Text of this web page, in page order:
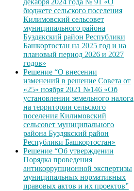
декабря 2024 года № 91 «О
бюджете сельского поселения
Килимовский сельсовет
муниципального района
Буздякский район Республики
Башкортостан на 2025 год и на
плановый период 2026 и 2027
годов»
Решение “О внесении
изменений в решение Совета от
«25» ноября 2021 №146 «Об
установлении земельного налога
на территории сельского
поселения Килимовский
сельсовет муниципального
района Буздякский район
Республики Башкортостан»
Решение “Об утверждении
Порядка проведения
антикоррупционной экспертизы
муниципальных нормативных
правовых актов и их проектов”